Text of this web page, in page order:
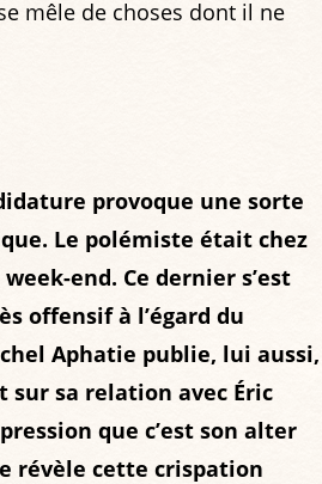
mêle de choses dont il ne
provoque une sorte
Le polémiste était chez
end. Ce dernier s’est
offensif à l’égard du
Aphatie publie, lui aussi,
sa relation avec Éric
que c’est son alter
révèle cette crispation